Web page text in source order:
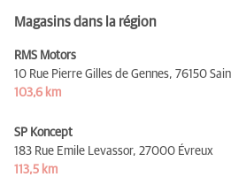
Magasins dans la région
RMS Motors
10 Rue Pierre Gilles de Gennes, 76150
103,6 km
SP Koncept
183 Rue Emile Levassor, 27000 Évreux
113,5 km